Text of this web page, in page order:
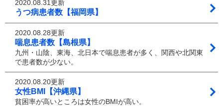
2020.08.31更新
うつ病患者数【福岡県】
2020.08.28更新
喘息患者数【島根県】
九州・山陰、東海、北日本で喘息患者が多く、関西や北関東
で患者数が少ない。
2020.08.20更新
女性BMI【沖縄県】
貧困率が高いところは女性のBMIが高い。